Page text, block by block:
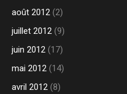
août 2012 (2)
juillet 2012 (9)
juin 2012 (17)
mai 2012 (14)
avril 2012 (8)